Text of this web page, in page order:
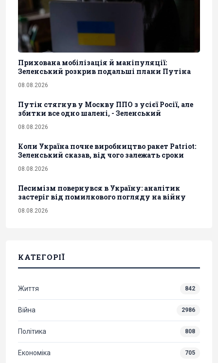
Прихована мобілізація й маніпуляції:
Зеленський розкрив подальші плани Путіна
08.08.2026
Путін стягнув у Москву ППО з усієї Росії, але
збитки все одно шалені, - Зеленський
08.08.2026
Коли Україна почне виробництво ракет Patriot:
Зеленський сказав, від чого залежать сроки
08.08.2026
Песимізм повернувся в Україну: аналітик
застеріг від помилкового погляду на війну
08.08.2026
КАТЕГОРІЇ
Життя 842
Війна 2986
Політика 808
Економіка 705